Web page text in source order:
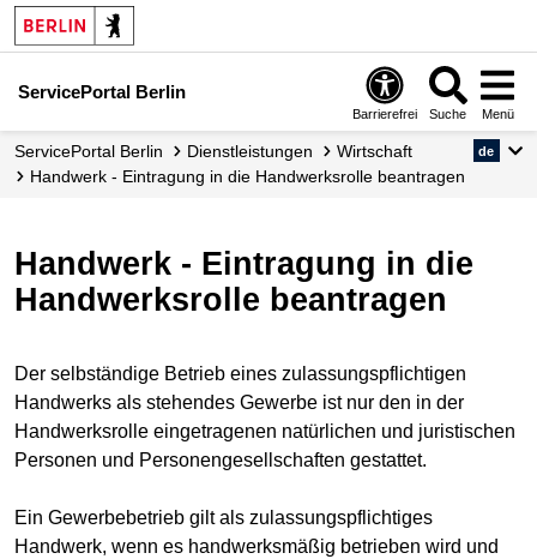
ServicePortal Berlin
Barrierefrei Suche Menü
ServicePortal Berlin Dienstleistungen
Wirtschaft
Handwerk - Eintragung in die Handwerksrolle beantragen
de
Handwerk - Eintragung in die
Handwerksrolle beantragen
Der selbständige Betrieb eines zulassungspflichtigen
Handwerks als stehendes Gewerbe ist nur den in der
Handwerksrolle eingetragenen natürlichen und juristischen
Personen und Personengesellschaften gestattet.
Ein Gewerbebetrieb gilt als zulassungspflichtiges
Handwerk, wenn es handwerksmäßig betrieben wird und